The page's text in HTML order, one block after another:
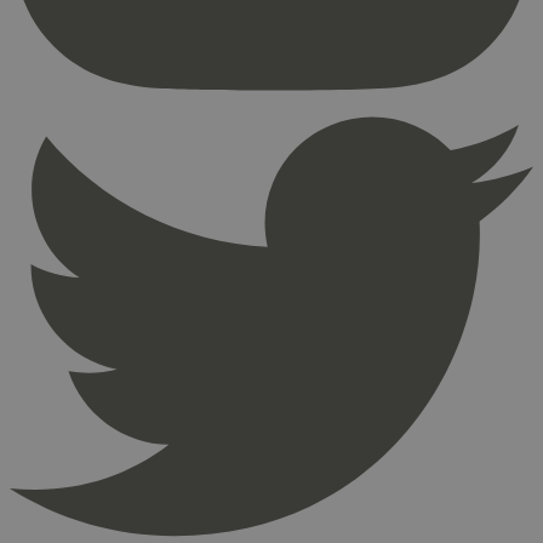
Navn
Domene
Hotjar Ltd
minutter
sekunder
minutter
sekunder
pageviewCount
.svanemerket.no
nelapi-product-archive-filters
svanemerket.no
nelapi-last-visited-category